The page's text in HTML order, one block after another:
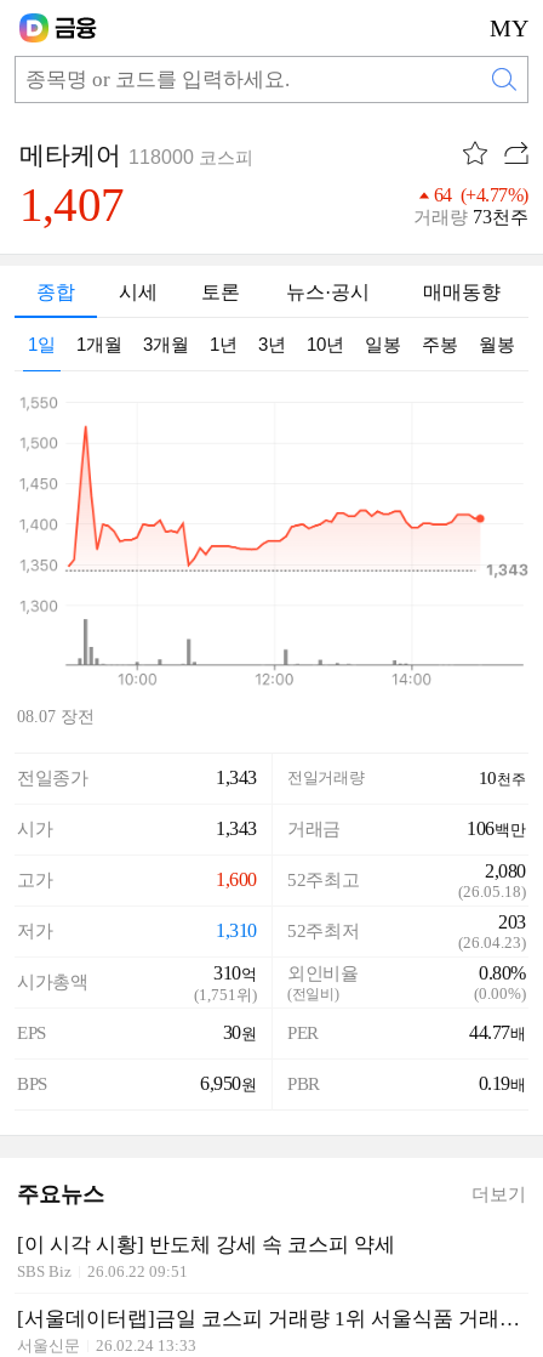
MY
메타케어 118000 코스피
1,407 64 (+4.77%)
거래량 73천주
종합 시세 토론 뉴스·공시 매매동향
1일 1개월 3개월 1년 3년 10년 일봉 주봉 월봉
08.07 장전
전일종가 1,343
시가 1,343
고가 1,600
저가 1,310
시가총액 310억
(1,751위)
EPS 30원
BPS 6,950원
전일거래량 10천주
거래금 106백만
52주최고 2,080
(26.05.18)
52주최저 203
(26.04.23)
외인비율
(전일비)
0.80%
(0.00%)
PER 44.77배
PBR 0.19배
주요뉴스 더보기
[이 시각 시황] 반도체 강세 속 코스피 약세
SBS Biz 26.06.22 09:51
[서울데이터랩]금일 코스피 거래량 1위 서울식품 거래대금 578억 돌파
서울신문 26.02.24 13:33